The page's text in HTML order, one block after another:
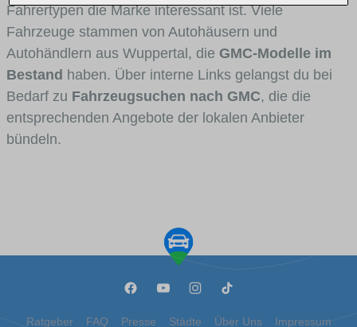
Fahrertypen die Marke interessant ist. Viele
Fahrzeuge stammen von Autohäusern und
Autohändlern aus Wuppertal, die GMC-Modelle im
Bestand haben. Über interne Links gelangst du bei
Bedarf zu Fahrzeugsuchen nach GMC, die die
entsprechenden Angebote der lokalen Anbieter
bündeln.
Ratgeber FAQ Presse Städte Über Uns Impressum